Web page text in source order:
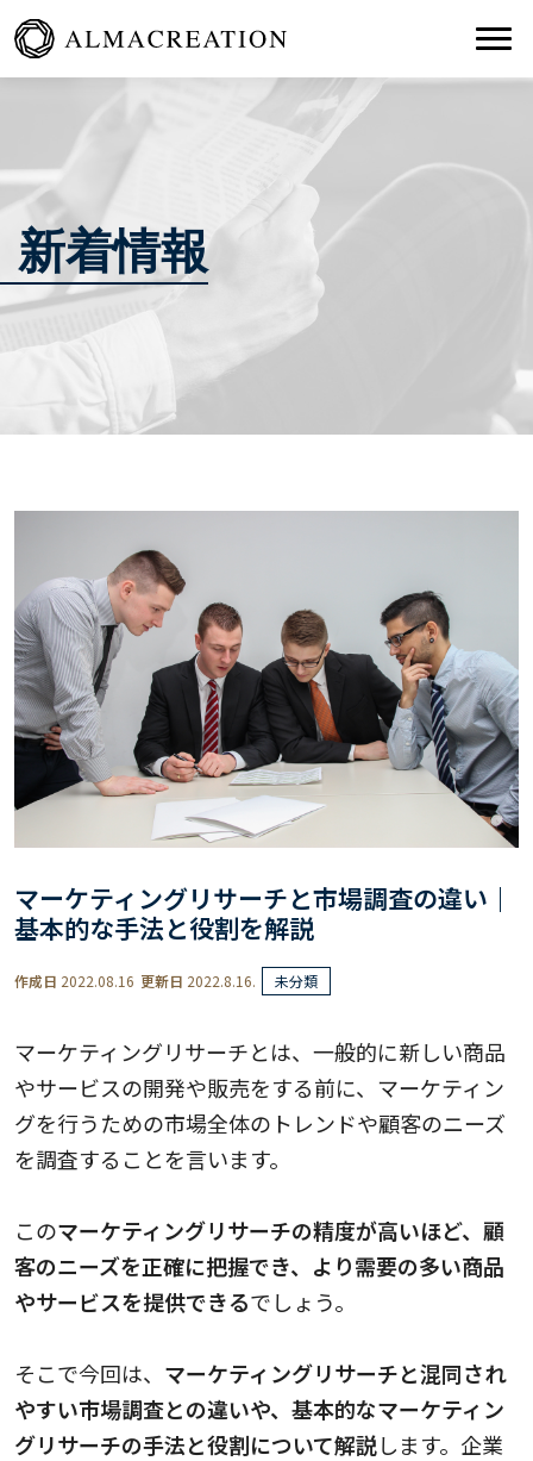
新着情報
マーケティングリサーチと市場調査の違い｜
基本的な手法と役割を解説
作成日 2022.08.16 更新日 2022.8.16. 未分類
マーケティングリサーチとは、一般的に新しい商品
やサービスの開発や販売をする前に、マーケティン
グを行うための市場全体のトレンドや顧客のニーズ
を調査することを言います。
このマーケティングリサーチの精度が高いほど、顧
客のニーズを正確に把握でき、より需要の多い商品
やサービスを提供できるでしょう。
そこで今回は、 マーケティングリサーチと混同され
やすい市場調査との違いや、基本的なマーケティン
グリサーチの手法と役割について解説します。企業